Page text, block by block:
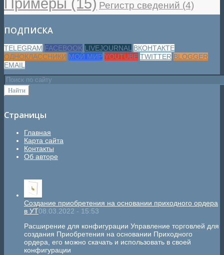
Регистр сведений (4)
ПОДПИСКА
TELEGRAM FACEBOOK LIVEJOURNAL ВКОНТАКТЕ
ОДНОКЛАССНИКИ МОЙ МИР YOUTUBE TWITTER BLOGGER
EMAIL
Страницы
Главная
Карта сайта
Контакты
Об авторе
Создание приобретения на основании приходного ордера
в УТ08.03.2022 - 15:53
Расширение для конфигурации Управление торговлей для
создания Приобретения на основании Приходного
ордера, его можно скачать и использовать в своей
конфигурации